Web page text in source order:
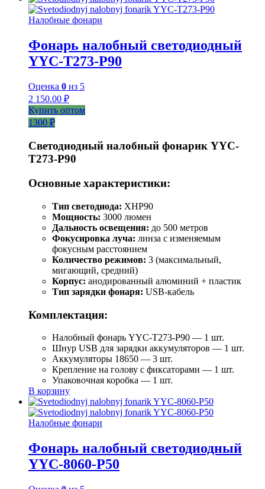
Налобные фонари
Фонарь налобный светодиодный
YYC-T273-P90
Оценка 0 из 5
2 150.00 ₽
Купить оптом
1300 ₽
Светодиодный налобный фонарик YYC-
T273-P90
Основные характеристики:
Тип светодиода: XHP90
Мощность: 3000 люмен
Дальность освещения: до 500 метров
Фокусировка луча: линза с изменяемым
фокусным расстоянием
Количество режимов: 3 (максимальный,
мигающий, средний)
Корпус: анодированный алюминий + пластик
Тип зарядки фонаря: USB-кабель
Комплектация:
Налобный фонарь YYC-T273-P90 — 1 шт.
Шнур USB для зарядки аккумуляторов — 1 шт.
Аккумуляторы 18650 — 3 шт.
Крепление на голову с фиксаторами — 1 шт.
Упаковочная коробка — 1 шт.
В корзину
Налобные фонари
Фонарь налобный светодиодный
YYC-8060-P50